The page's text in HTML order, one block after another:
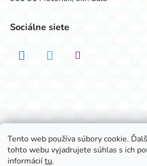
Tento web používa súbory cookie.
tohto webu vyjadrujete súhlas s ich
informáciítu.
Sociálne siete